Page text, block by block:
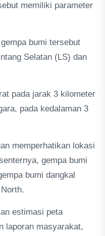
memiliki parameter
bumi tersebut
Selatan (LS) dan
pada jarak 3 kilometer
pada kedalaman 3
memperhatikan lokasi
gempa bumi
bumi dangkal
estimasi peta
laporan masyarakat,